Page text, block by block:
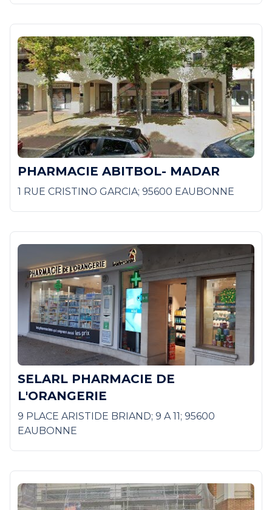
PHARMACIE ABITBOL- MADAR
1 RUE CRISTINO GARCIA; 95600 EAUBONNE
SELARL PHARMACIE DE
L'ORANGERIE
9 PLACE ARISTIDE BRIAND; 9 A 11; 95600
EAUBONNE